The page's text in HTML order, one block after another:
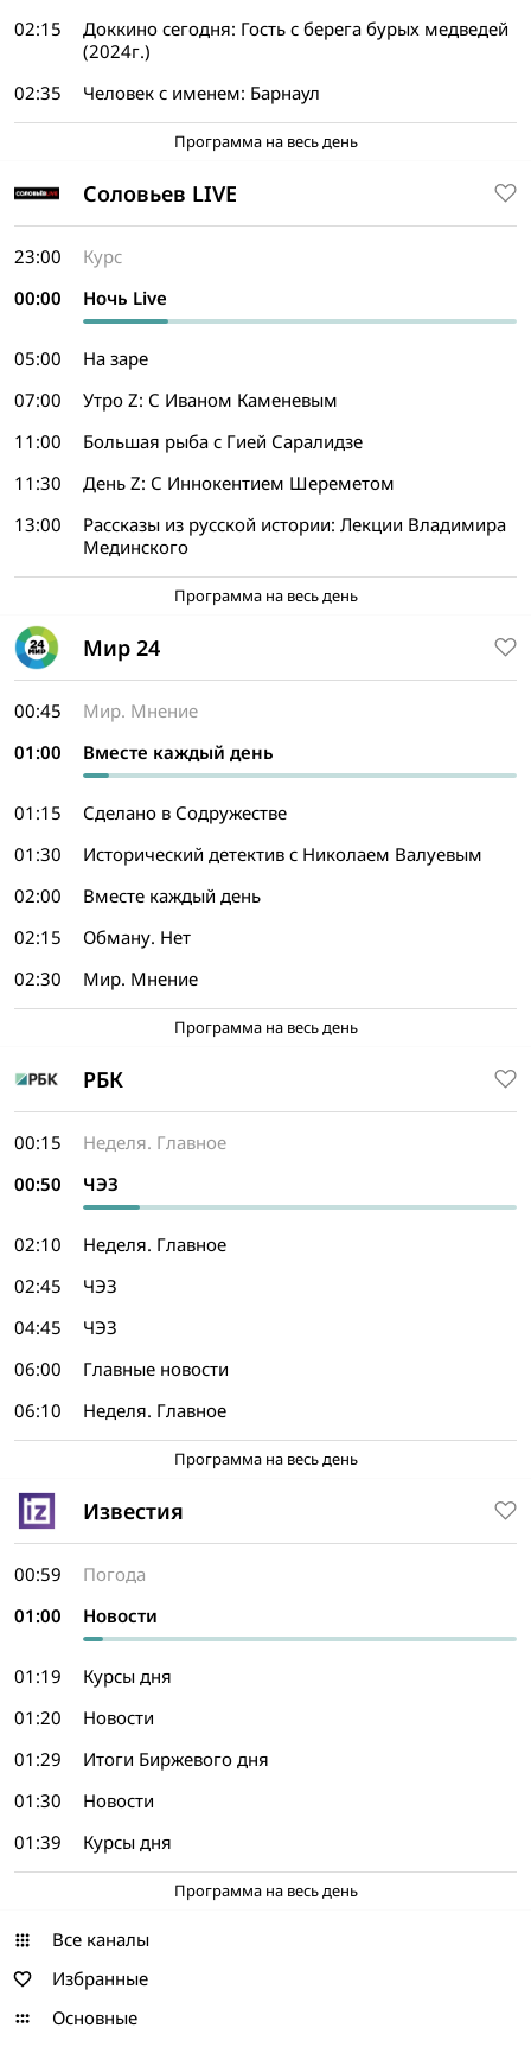
02:15
Доккино сегодня: Гость с берега бурых медведей
(2024г.)
02:35
Человек с именем: Барнаул
Программа на весь день
Соловьев LIVE
23:00
Курс
00:00
Ночь Live
05:00
На заре
07:00
Утро Z: С Иваном Каменевым
11:00
Большая рыба с Гией Саралидзе
11:30
День Z: С Иннокентием Шереметом
13:00
Рассказы из русской истории: Лекции Владимира
Мединского
Программа на весь день
Мир 24
00:45
Мир. Мнение
01:00
Вместе каждый день
01:15
Сделано в Содружестве
01:30
Исторический детектив с Николаем Валуевым
02:00
Вместе каждый день
02:15
Обману. Нет
02:30
Мир. Мнение
Программа на весь день
РБК
00:15
Неделя. Главное
00:50
ЧЭЗ
02:10
Неделя. Главное
02:45
ЧЭЗ
04:45
ЧЭЗ
06:00
Главные новости
06:10
Неделя. Главное
Программа на весь день
Известия
00:59
Погода
01:00
Новости
01:19
Курсы дня
01:20
Новости
01:29
Итоги Биржевого дня
01:30
Новости
01:39
Курсы дня
Программа на весь день
Все каналы
Избранные
Основные